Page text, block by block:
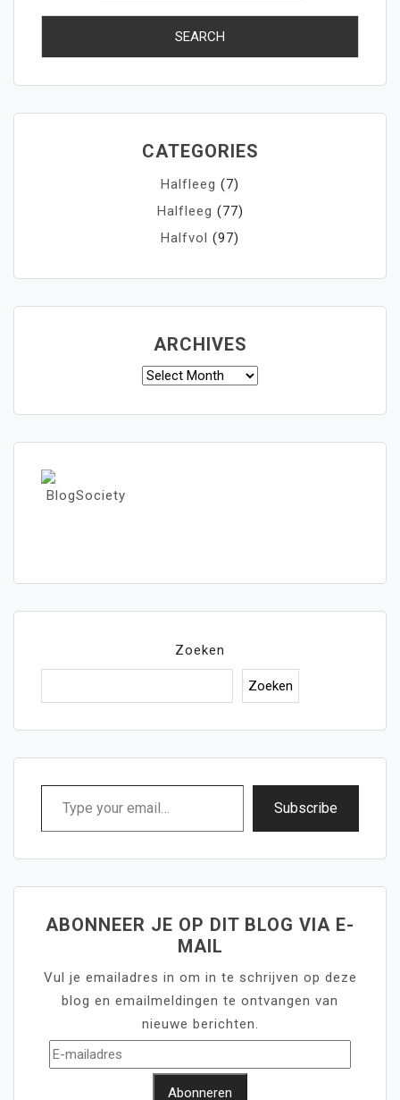
CATEGORIES
Halfleeg (7)
Halfleeg (77)
Halfvol (97)
ARCHIVES
Archives
Zoeken
Zoeken
Subscribe
ABONNEER JE OP DIT BLOG VIA E-
MAIL
Vul je emailadres in om in te schrijven op deze
blog en emailmeldingen te ontvangen van
nieuwe berichten.
E-
mailadres
Abonneren